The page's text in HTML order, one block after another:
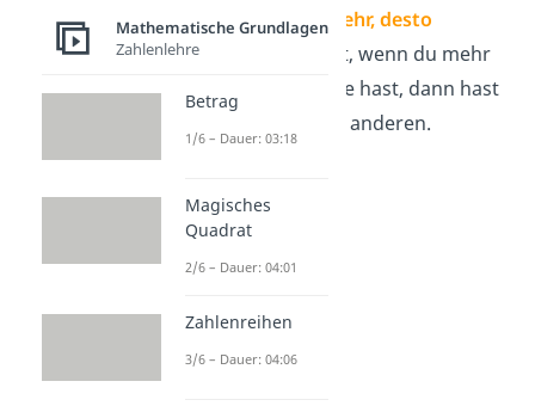
gilt die Regel: „Je mehr, desto
weniger
“. Das heißt, wenn du mehr
von der einen Größe hast, dann hast
du weniger von der anderen.
Mathematische Grundlagen
Zahlenlehre
Betrag
1/6 – Dauer: 03:18
Magisches
Quadrat
2/6 – Dauer: 04:01
Zahlenreihen
3/6 – Dauer: 04:06